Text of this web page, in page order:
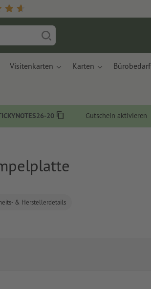
Visitenkarten Karten Bürobedarf
20 Gutschein aktivieren
& Herstellerdetails